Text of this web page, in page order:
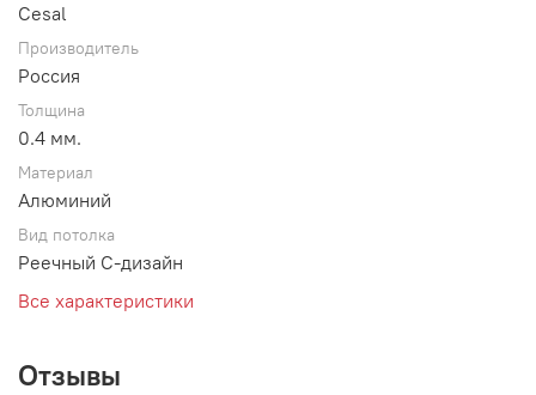
Cesal
Производитель
Россия
Толщина
0.4 мм.
Материал
Алюминий
Вид потолка
Реечный С-дизайн
Все характеристики
Отзывы